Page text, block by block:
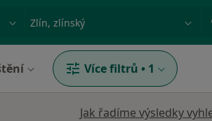
Město nebo region
Více filtrů • 1
Jak řadíme výsledky